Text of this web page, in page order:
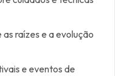
raízes e a evolução
e eventos de